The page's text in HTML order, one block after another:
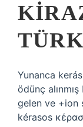
Yunanca
ödünç
gelen ve +ion
kérasos